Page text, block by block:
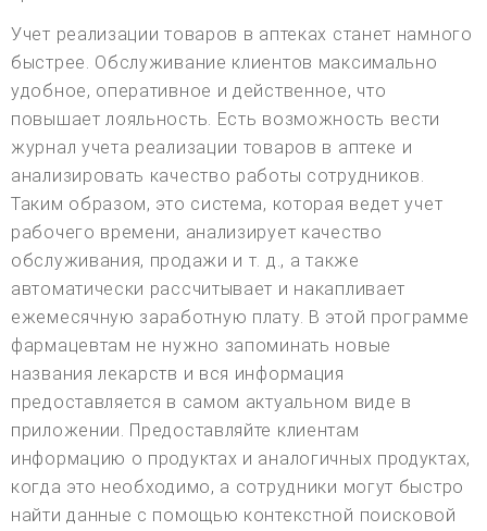
Учет реализации товаров в аптеках станет намного
быстрее. Обслуживание клиентов максимально
удобное, оперативное и действенное, что
повышает лояльность. Есть возможность вести
журнал учета реализации товаров в аптеке и
анализировать качество работы сотрудников.
Таким образом, это система, которая ведет учет
рабочего времени, анализирует качество
обслуживания, продажи и т. д., а также
автоматически рассчитывает и накапливает
ежемесячную заработную плату. В этой программе
фармацевтам не нужно запоминать новые
названия лекарств и вся информация
предоставляется в самом актуальном виде в
приложении. Предоставляйте клиентам
информацию о продуктах и аналогичных продуктах,
когда это необходимо, а сотрудники могут быстро
найти данные с помощью контекстной поисковой